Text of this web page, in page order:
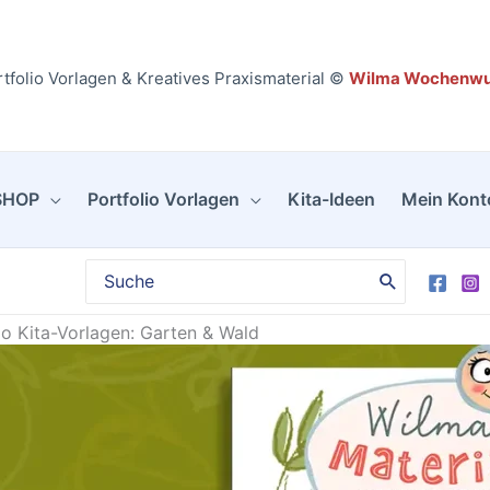
Vorlagen & Kreatives Praxismaterial © Wilma
Portfolio Vorlagen Kita-Ideen Mein
Search
for:
Kita-Vorlagen: Garten & Wald